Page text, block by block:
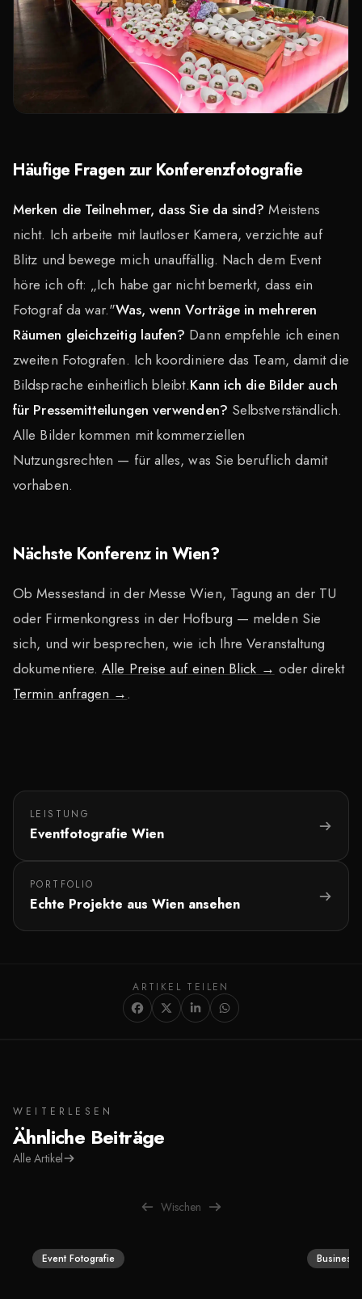
Häufige Fragen zur Konferenzfotografie
Merken die Teilnehmer, dass Sie da sind? Meistens
nicht. Ich arbeite mit lautloser Kamera, verzichte auf
Blitz und bewege mich unauffällig. Nach dem Event
höre ich oft: „Ich habe gar nicht bemerkt, dass ein
Fotograf da war."Was, wenn Vorträge in mehreren
Räumen gleichzeitig laufen? Dann empfehle ich einen
zweiten Fotografen. Ich koordiniere das Team, damit die
Bildsprache einheitlich bleibt.Kann ich die Bilder auch
für Pressemitteilungen verwenden? Selbstverständlich.
Alle Bilder kommen mit kommerziellen
Nutzungsrechten — für alles, was Sie beruflich damit
vorhaben.
Nächste Konferenz in Wien?
Ob Messestand in der Messe Wien, Tagung an der TU
oder Firmenkongress in der Hofburg — melden Sie
sich, und wir besprechen, wie ich Ihre Veranstaltung
dokumentiere.Alle Preise auf einen Blick → oder direkt
Termin anfragen →.
LEISTUNG
Eventfotografie Wien
PORTFOLIO
Echte Projekte aus Wien ansehen
ARTIKEL TEILEN
WEITERLESEN
Ähnliche Beiträge
Alle Artikel
Wischen
Event Fotografie Business